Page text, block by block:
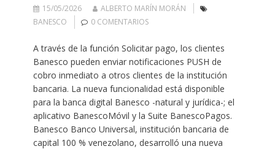
15/05/2026
ALBERTO MARÍN MORÁN
BANESCO
0 COMENTARIOS
A través de la función Solicitar pago, los clientes
Banesco pueden enviar notificaciones PUSH de
cobro inmediato a otros clientes de la institución
bancaria. La nueva funcionalidad está disponible
para la banca digital Banesco -natural y jurídica-; el
aplicativo BanescoMóvil y la Suite BanescoPagos.
Banesco Banco Universal, institución bancaria de
capital 100 % venezolano, desarrolló una nueva